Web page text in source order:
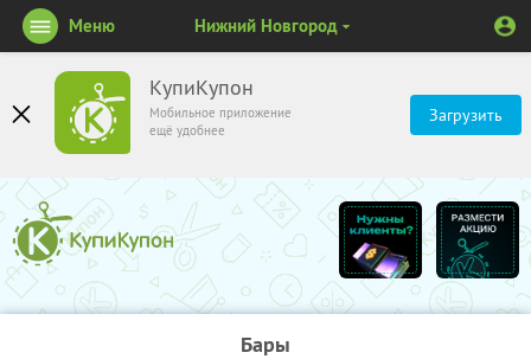
КупиКупон
Мобильное приложение
ещё удобнее
Загрузить
Меню Нижний Новгород
Бары